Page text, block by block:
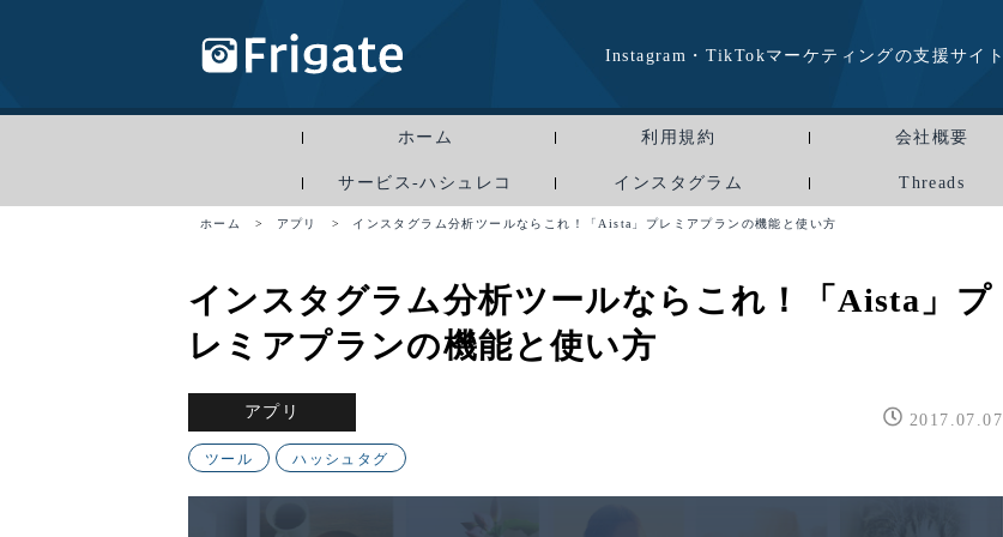
Instagram・TikTokマーケティングの支援サイト
ホーム 利用規約 会社概要
サービス-ハシュレコ インスタグラム Threads
ホーム > アプリ > インスタグラム分析ツールならこれ！「Aista」プレミアプランの機能と使い方
インスタグラム分析ツールならこれ！「Aista」プ
レミアプランの機能と使い方
アプリ 2017.07.07
ツール ハッシュタグ